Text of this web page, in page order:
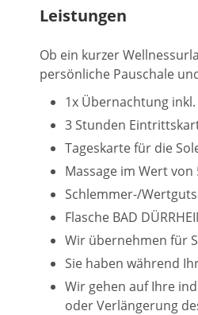
Leistungen
Ob ein kurzer
persönliche Pauschale
1x Übernachtung
3 Stunden
Tageskarte für die
Massage im Wert von
Schlemmer-/
Flasche BAD
Wir übernehmen für
Sie haben während
Wir gehen auf Ihre
oder Verlängerung